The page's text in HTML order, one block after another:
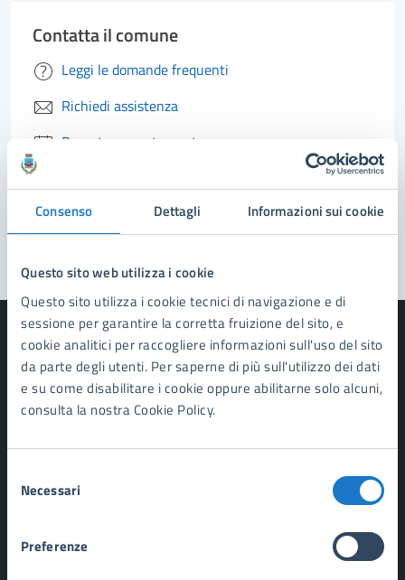
Consenso Dettagli Informazioni sui cookie
Questo sito web utilizza i cookie
Questo sito utilizza i cookie tecnici di navigazione e di
sessione per garantire la corretta fruizione del sito, e
cookie analitici per raccogliere informazioni sull'uso del sito
da parte degli utenti. Per saperne di più sull'utilizzo dei dati
e su come disabilitare i cookie oppure abilitarne solo alcuni,
consulta la nostra Cookie Policy.
delNecessari
Preferenze
Contatta il comune
Leggi le domande frequenti
Richiedi assistenza
Prenota appuntamento
Problemi in città
Segnala disservizio
Comune di Forte dei Marmi
Organi di governo
Aree amministrative
Politici